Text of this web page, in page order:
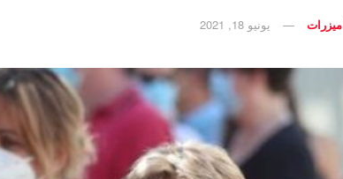
ميزرات يونيو 18, 2021